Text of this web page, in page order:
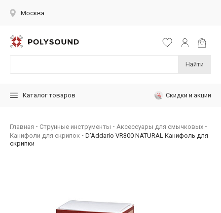
Москва
Найти
Каталог товаров Скидки и акции
Главная Струнные инструменты
Аксессуары для смычковых
Канифоли для скрипок
D'Addario VR300 NATURAL Канифоль для
скрипки